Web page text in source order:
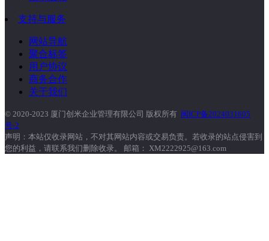
支持与服务
网站导航
聚合标签
用户协议
商务合作
关于我们
© 2020-2023 厦门创米企业管理有限公司 版权所有 闽ICP备2024031605
号-2
声明：本站仅收录网站，不对其网站内容或交易负责。若收录的站点侵害到
您的利益，请联系我们删除收录。 邮箱： XM2222925@163.com